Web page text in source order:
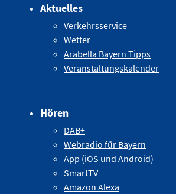
Aktuelles
Verkehrsservice
Wetter
Arabella Bayern Tipps
Veranstaltungskalender
Hören
DAB+
Webradio für Bayern
App (iOS und Android)
SmartTV
Amazon Alexa